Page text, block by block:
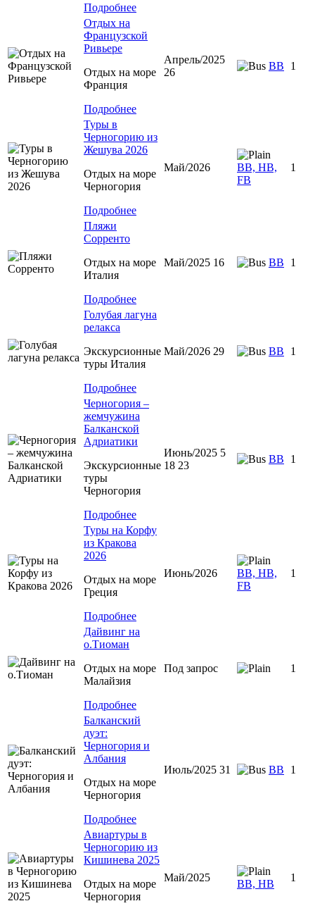
Подробнее
Отдых на
Французской
Ривьере
Отдых на море
Франция
Подробнее
Апрель/2025
26
BB 1
Туры в
Черногорию из
Жешува 2026
Отдых на море
Черногория
Подробнее
Май/2026
BB, HB,
FB
1
Пляжи
Сорренто
Отдых на море
Италия
Подробнее
Май/2025 16 BB 1
Голубая лагуна
релакса
Экскурсионные
туры Италия
Подробнее
Май/2026 29 BB 1
Черногория –
жемчужина
Балканской
Адриатики
Экскурсионные
туры
Черногория
Подробнее
Июнь/2025 5
18 23
BB 1
Туры на Корфу
из Кракова
2026
Отдых на море
Греция
Подробнее
Июнь/2026
BB, HB,
FB
1
Дайвинг на
о.Тиоман
Отдых на море
Малайзия
Подробнее
Под запрос 1
Балканский
дуэт:
Черногория и
Албания
Отдых на море
Черногория
Подробнее
Июль/2025 31 ВВ 1
Авиартуры в
Черногорию из
Кишинева 2025
Отдых на море
Черногория
Май/2025
ВВ, НВ
1